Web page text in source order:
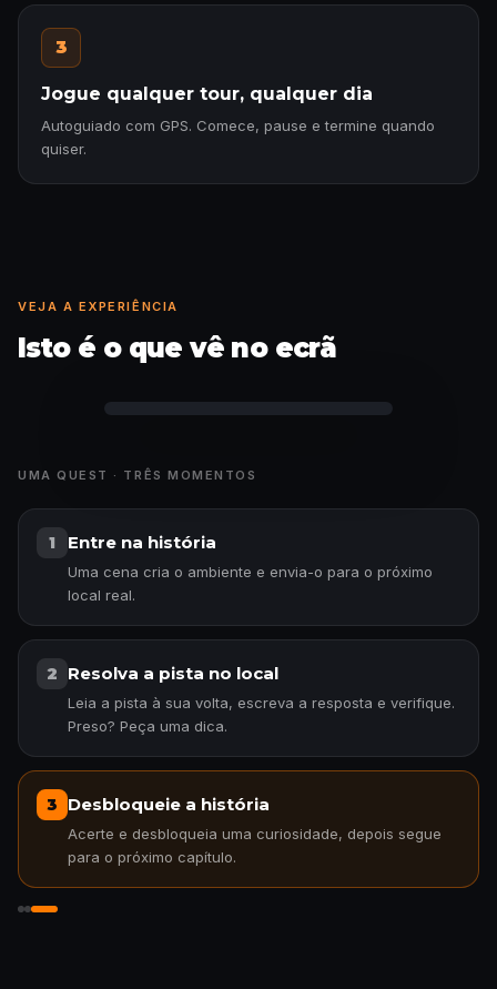
3
Jogue qualquer tour, qualquer dia
Autoguiado com GPS. Comece, pause e termine quando
quiser.
VEJA A EXPERIÊNCIA
Isto é o que vê no ecrã
UMA QUEST · TRÊS MOMENTOS
1 Entre na história
Uma cena cria o ambiente e envia-o para o próximo
local real.
2 Resolva a pista no local
Leia a pista à sua volta, escreva a resposta e verifique.
Preso? Peça uma dica.
3 Desbloqueie a história
Acerte e desbloqueia uma curiosidade, depois segue
para o próximo capítulo.